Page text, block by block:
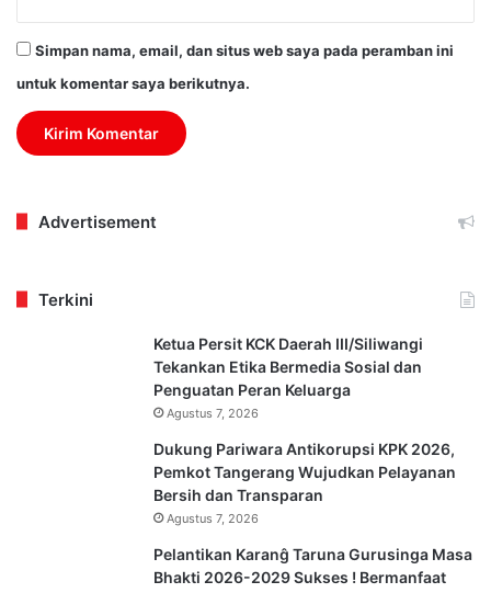
Simpan nama, email, dan situs web saya pada peramban ini
untuk komentar saya berikutnya.
Advertisement
Terkini
Ketua Persit KCK Daerah III/Siliwangi
Tekankan Etika Bermedia Sosial dan
Penguatan Peran Keluarga
Agustus 7, 2026
Dukung Pariwara Antikorupsi KPK 2026,
Pemkot Tangerang Wujudkan Pelayanan
Bersih dan Transparan
Agustus 7, 2026
Pelantikan Karanĝ Taruna Gurusinga Masa
Bhakti 2026-2029 Sukses ! Bermanfaat